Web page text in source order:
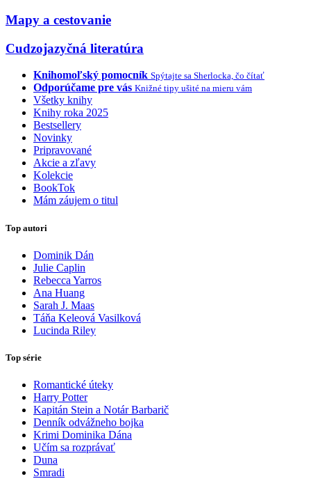
Mapy a cestovanie
Cudzojazyčná literatúra
Knihomoľský pomocník Spýtajte sa Sherlocka, čo čítať
Odporúčame pre vás Knižné tipy ušité na mieru vám
Všetky knihy
Knihy roka 2025
Bestsellery
Novinky
Pripravované
Akcie a zľavy
Kolekcie
BookTok
Mám záujem o titul
Top autori
Dominik Dán
Julie Caplin
Rebecca Yarros
Ana Huang
Sarah J. Maas
Táňa Keleová Vasilková
Lucinda Riley
Top série
Romantické úteky
Harry Potter
Kapitán Stein a Notár Barbarič
Denník odvážneho bojka
Krimi Dominika Dána
Učím sa rozprávať
Duna
Smradi